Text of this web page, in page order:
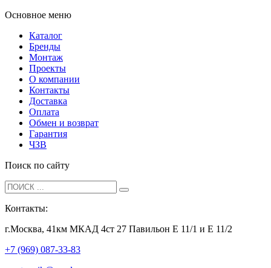
Основное меню
Каталог
Бренды
Монтаж
Проекты
О компании
Контакты
Доставка
Оплата
Обмен и возврат
Гарантия
ЧЗВ
Поиск по сайту
Контакты:
г.Москва, 41км МКАД 4ст 27 Павильон Е 11/1 и Е 11/2
+7 (969) 087-33-83